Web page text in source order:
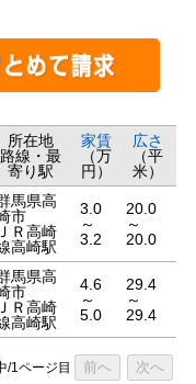
所在地
路線・最
寄り駅
家賃
（万
円）
広さ
（平
米）
馬県高
市
ＪＲ高崎
高崎駅
3.0
～
3.2
20.0
～
20.0
馬県高
市
ＪＲ高崎
高崎駅
4.6
～
5.0
29.4
～
29.4
/1ページ目 前へ 次へ